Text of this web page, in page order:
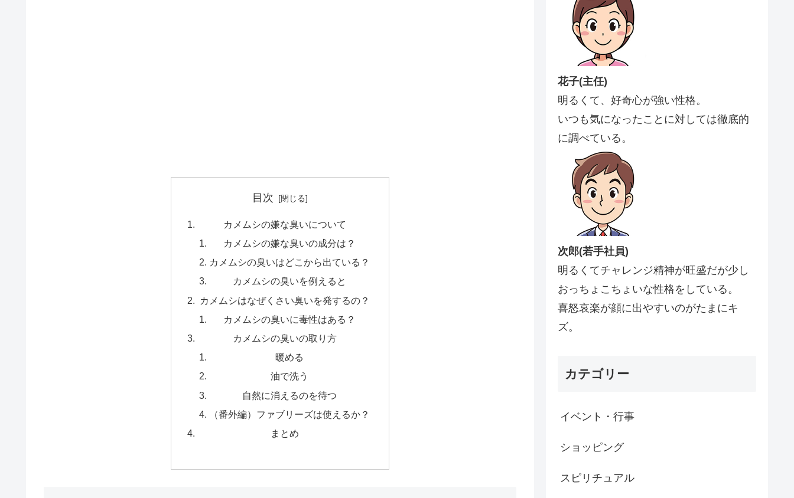
目次
カメムシの嫌な臭いについて
カメムシの嫌な臭いの成分は？
カメムシの臭いはどこから出ている？
カメムシの臭いを例えると
カメムシはなぜくさい臭いを発するの？
カメムシの臭いに毒性はある？
カメムシの臭いの取り方
暖める
油で洗う
自然に消えるのを待つ
（番外編）ファブリーズは使えるか？
まとめ
花子(主任)
明るくて、好奇心が強い性格。
いつも気になったことに対しては徹底的
に調べている。
次郎(若手社員)
明るくてチャレンジ精神が旺盛だが少し
おっちょこちょいな性格をしている。
喜怒哀楽が顔に出やすいのがたまにキ
ズ。
カテゴリー
イベント・行事
ショッピング
スピリチュアル